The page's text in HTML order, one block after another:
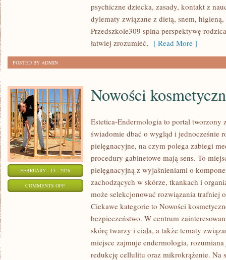
psychiczne dziecka, zasady, kontakt z
dylematy związane z dietą, snem,
Przedszkole309 spina perspektywę
łatwiej zrozumieć, [ Read More ]
POSTED BY ADMIN
FEBRUARY - 15 - 2026
COMMENTS OFFON
KOSMETYCZNE
Nowości
Estetica-Endermologia to portal tworzony
świadomie dbać o wygląd i jednocześnie
pielęgnacyjne, na czym polega zabiegi
procedury gabinetowe mają sens. To
pielęgnacyjną z wyjaśnieniami o
zachodzących w skórze, tkankach i
może selekcjonować rozwiązania trafniej
Ciekawe kategorie to Nowości
bezpieczeństwo. W centrum
skórę twarzy i ciała, a także tematy
miejsce zajmuje endermologia,
redukcję cellulitu oraz mikrokrążenie. Na